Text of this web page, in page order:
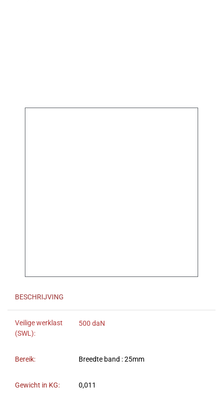
BESCHRIJVING
Veilige werklast
(SWL):
500 daN
Bereik: Breedte band : 25mm
Gewicht in KG: 0,011